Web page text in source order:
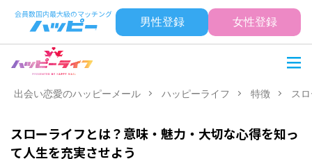
男性登録 女性登録
出会い恋愛のハッピーメール ハッピーライフ 特徴 ス
スローライフとは？意味・魅力・大切な心得を知っ
て人生を充実させよう